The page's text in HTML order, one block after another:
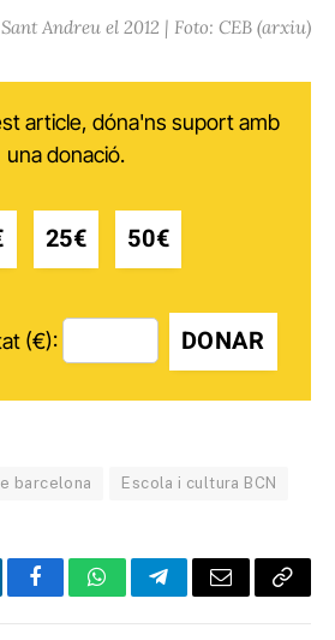
Andreu el 2012 | Foto: CEB (arxiu)
article, dóna'ns suport amb
una donació.
25€ 50€
(€): DONAR
barcelona Escola i cultura BCN
FacebookWhatsAppTelegramEmail Copy